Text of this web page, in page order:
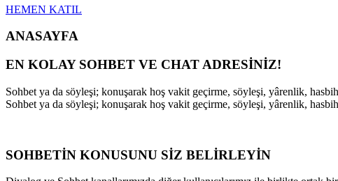
HEMEN KATIL
ANASAYFA
EN KOLAY SOHBET VE CHAT ADRESİNİZ!
Sohbet ya da söyleşi; konuşarak hoş vakit geçirme, söyleşi, yârenlik,
Sohbet ya da söyleşi; konuşarak hoş vakit geçirme, söyleşi, yârenlik,
SOHBETİN KONUSUNU SİZ BELİRLEYİN